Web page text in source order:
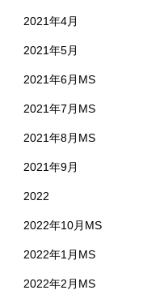
2021年4月
2021年5月
2021年6月MS
2021年7月MS
2021年8月MS
2021年9月
2022
2022年10月MS
2022年1月MS
2022年2月MS